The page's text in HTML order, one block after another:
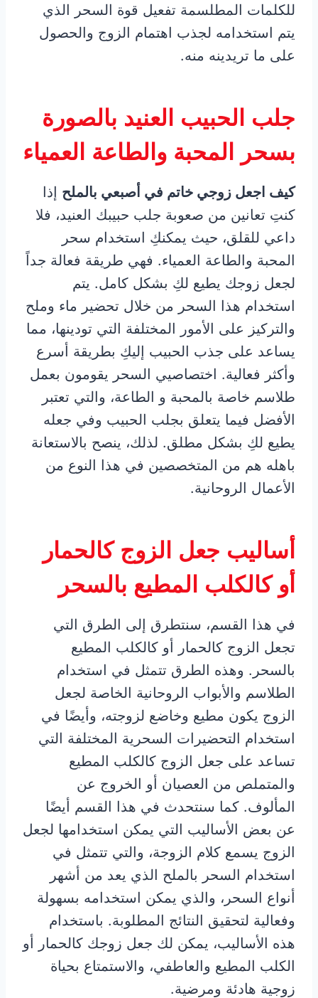
للكلمات المطلسمة تفعيل قوة السحر الذي
يتم استخدامه لجذب اهتمام الزوج والحصول
على ما تريدينه منه.
جلب الحبيب العنيد بالصورة
بسحر المحبة والطاعة العمياء
كيف اجعل زوجي خاتم في أصبعي بالملح إذا
كنتِ تعانين من صعوبة جلب حبيبك العنيد، فلا
داعي للقلق، حيث يمكنكِ استخدام سحر
المحبة والطاعة العمياء. فهي طريقة فعالة جداً
لجعل زوجك يطيع لكِ بشكل كامل. يتم
استخدام هذا السحر من خلال تحضير ماء وملح
والتركيز على الأمور المختلفة التي تودينها، مما
يساعد على جذب الحبيب إليكِ بطريقة أسرع
وأكثر فعالية. اختصاصيي السحر يقومون بعمل
طلاسم خاصة بالمحبة و الطاعة، والتي تعتبر
الأفضل فيما يتعلق بجلب الحبيب وفي جعله
يطيع لكِ بشكل مطلق. لذلك، ينصح بالاستعانة
باهله هم من المتخصصين في هذا النوع من
الأعمال الروحانية.
أساليب جعل الزوج كالحمار
أو كالكلب المطيع بالسحر
في هذا القسم، سنتطرق إلى الطرق التي
تجعل الزوج كالحمار أو كالكلب المطيع
بالسحر. وهذه الطرق تتمثل في استخدام
الطلاسم والأبواب الروحانية الخاصة لجعل
الزوج يكون مطيع وخاضع لزوجته، وأيضًا في
استخدام التحضيرات السحرية المختلفة التي
تساعد على جعل الزوج كالكلب المطيع
والمتملص من العصيان أو الخروج عن
المألوف. كما سنتحدث في هذا القسم أيضًا
عن بعض الأساليب التي يمكن استخدامها لجعل
الزوج يسمع كلام الزوجة، والتي تتمثل في
استخدام السحر بالملح الذي يعد من أشهر
أنواع السحر، والذي يمكن استخدامه بسهولة
وفعالية لتحقيق النتائج المطلوبة. باستخدام
هذه الأساليب، يمكن لك جعل زوجك كالحمار أو
الكلب المطيع والعاطفي، والاستمتاع بحياة
زوجية هادئة ومرضية.